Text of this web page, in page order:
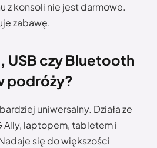
z konsoli nie jest darmowe.
zabawę.
czy Bluetooth
podróży?
uniwersalny. Działa ze
Ally, laptopem, tabletem i
się do większości